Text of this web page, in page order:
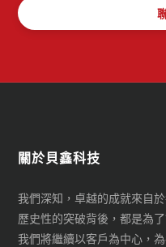
關於貝鑫科技
我們深知，卓越的成就來自
歷史性的突破背後，都是為
我們將繼續以客戶為中心，